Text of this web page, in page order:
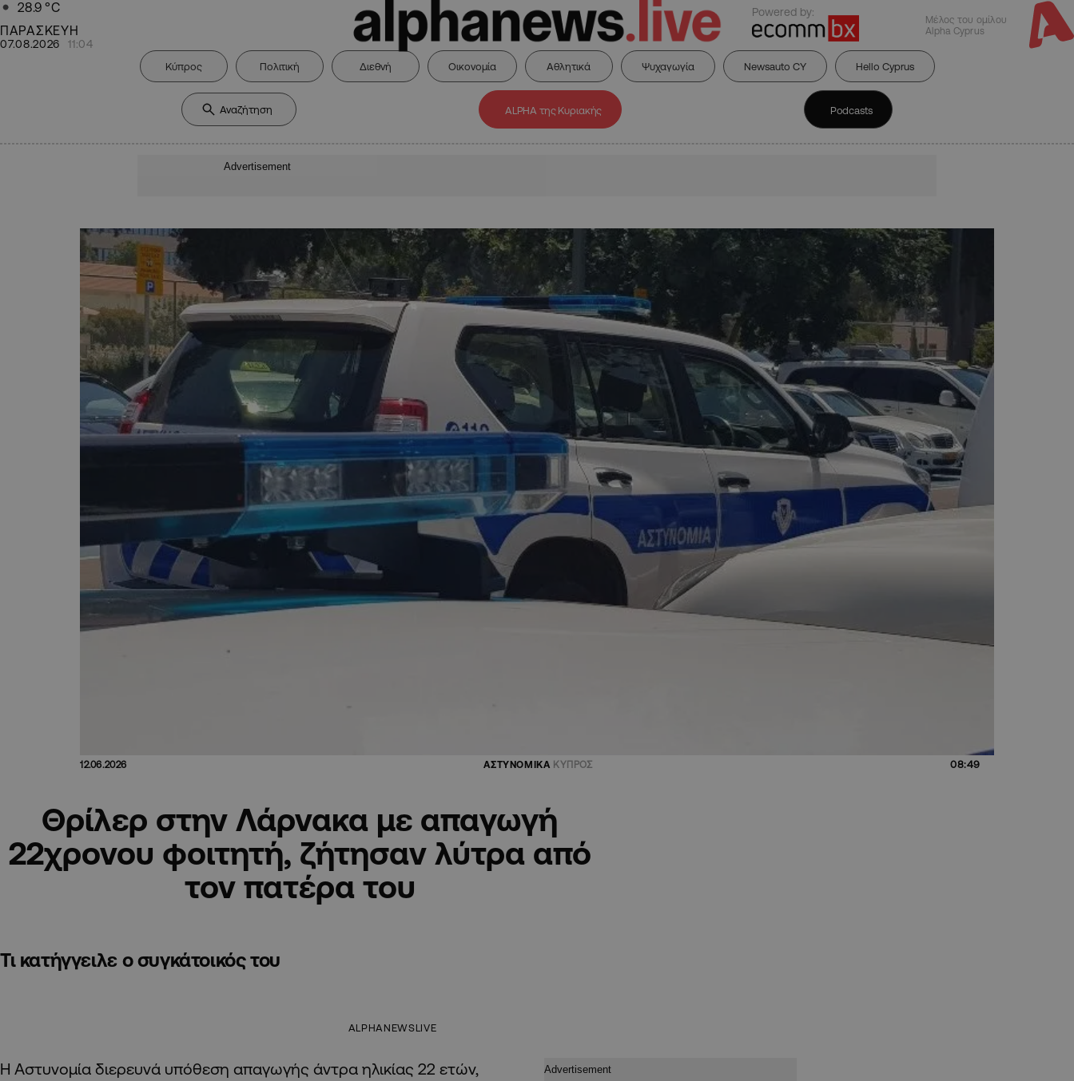
28.9 °C
ΠΑΡΑΣΚΕΥΗ
07.08.2026 11:04
Powered by:
Μέλος του ομίλου
Alpha Cyprus
Κύπρος Πολιτική Διεθνή Οικονομία Αθλητικά Ψυχαγωγία Newsauto CY Hello Cyprus
ALPHA της Κυριακής Podcasts
Advertisement
12.06.2026 ΑΣΤΥΝΟΜΙΚΑ ΚΥΠΡΟΣ 08:49
Θρίλερ στην Λάρνακα με απαγωγή
22χρονου φοιτητή, ζήτησαν λύτρα από
τον πατέρα του
Τι κατήγγειλε ο συγκάτοικός του
ALPHANEWSLIVE
Η Αστυνομία διερευνά υπόθεση απαγωγής άντρα ηλικίας 22 ετών,